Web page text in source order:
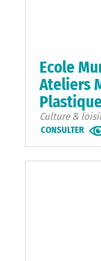
Ecole
Ateliers
Culture &
CONSULTER